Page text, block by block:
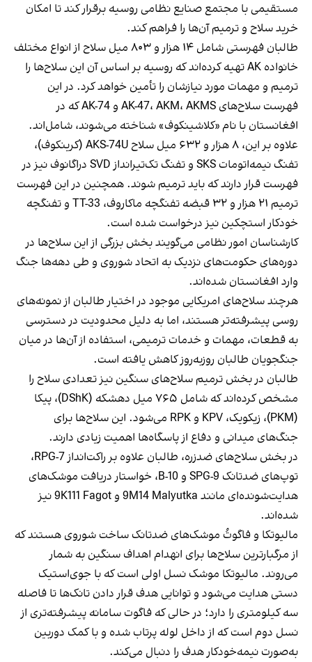
مستقیمی با مجتمع صنایع نظامی روسیه برقرار کند تا امکان
خرید سلاح و ترمیم آن‌ها را فراهم کند.
طالبان فهرستی شامل ۱۴ هزار و ۸۰۳ میل سلاح از انواع مختلف
خانواده AK تهیه کرده‌اند که روسیه بر اساس آن این سلاح‌ها را
ترمیم و مهمات مورد نیازشان را تأمین خواهد کرد. در این
فهرست سلاح‌های AK-47، AKM، AKMS و AK-74 که در
افغانستان با نام «کلاشینکوف» شناخته می‌شوند، شامل‌اند.
علاوه بر این، ۸ هزار و ۶۳۲ میل سلاح AKS-74U (کرینکوف)،
تفنگ نیمه‌اتومات SKS و تفنگ تک‌تیرانداز SVD دراگانوف نیز در
فهرست قرار دارند که باید ترمیم شوند. همچنین در این فهرست
ترمیم ۲۱ هزار و ۳۲ قبضه تفنگچه ماکاروف، TT-33 و تفنگچه
خودکار استچکین نیز درخواست شده است.
کارشناسان امور نظامی می‌گویند بخش بزرگی از این سلاح‌ها در
دوره‌های حکومت‌های نزدیک به اتحاد شوروی و طی دهه‌ها جنگ
وارد افغانستان شده‌اند.
هرچند سلاح‌های امریکایی موجود در اختیار طالبان از نمونه‌های
روسی پیشرفته‌تر هستند، اما به دلیل محدودیت در دسترسی
به قطعات، مهمات و خدمات ترمیمی، استفاده از آن‌ها در میان
جنگجویان طالبان روزبه‌روز کاهش یافته است.
طالبان در بخش ترمیم سلاح‌های سنگین نیز تعدادی سلاح را
مشخص کرده‌اند که شامل ۷۶۵ میل دهشکه (DShK)، پیکا
(PKM)، زیکویک، KPV و RPK می‌شود. این سلاح‌ها برای
جنگ‌های میدانی و دفاع از پاسگاه‌ها اهمیت زیادی دارند.
در بخش سلاح‌های ضدزره، طالبان علاوه بر راکت‌انداز RPG-7،
توپ‌های ضدتانک SPG-9 و B-10، خواستار دریافت موشک‌های
هدایت‌شونده‌ای مانند 9M14 Malyutka و 9K111 Fagot نیز
شده‌اند.
مالیوتکا و فاگوتُ موشک‌های ضدتانک ساخت شوروی هستند که
از مرگبارترین سلاح‌ها برای انهدام اهداف سنگین به شمار
می‌روند. مالیوتکا موشک نسل اولی است که با جوی‌استیک
دستی هدایت می‌شود و توانایی هدف قرار دادن تانک‌ها تا فاصله
سه کیلومتری را دارد؛ در حالی که فاگوت سامانه پیشرفته‌تری از
نسل دوم است که از داخل لوله پرتاب شده و با کمک دوربین
به‌صورت نیمه‌خودکار هدف را دنبال می‌کند.